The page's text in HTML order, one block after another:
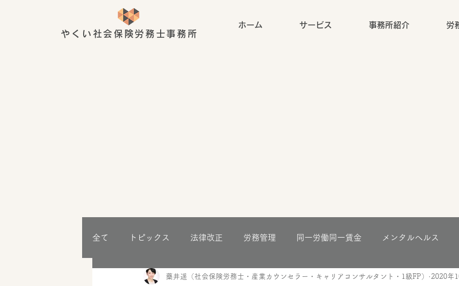
やくい社会保険労務士事務所
ホーム サービス 事務所紹介 労
全て トピックス 法律改正 労務管理 同一労働同一賃金 メンタルヘルス
事業構築
藥井遥（社会保険労務士・産業カウンセラー・キャリアコンサルタント・1級FP） 2020年